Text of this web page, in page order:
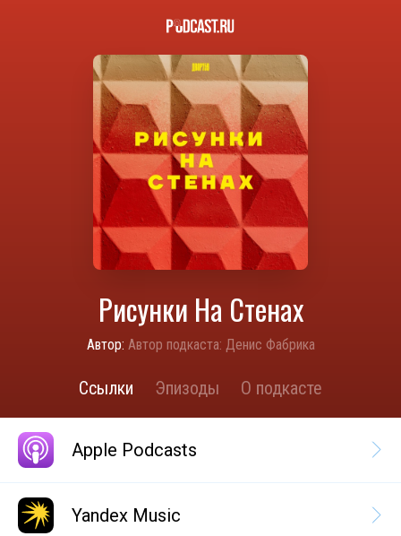
Рисунки На Стенах
Автор: Автор подкаста: Денис Фабрика
Ссылки Эпизоды О подкасте
Apple Podcasts
Yandex Music